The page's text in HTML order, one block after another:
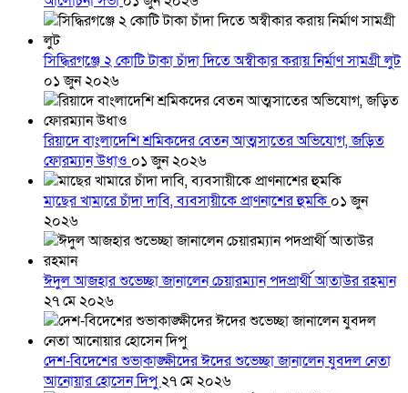
সিদ্ধিরগঞ্জে ২ কোটি টাকা চাঁদা দিতে অস্বীকার করায় নির্মাণ সামগ্রী লুট
০১ জুন ২০২৬
রিয়াদে বাংলাদেশি শ্রমিকদের বেতন আত্মসাতের অভিযোগ, জড়িত
ফোরম্যান উধাও ০১ জুন ২০২৬
মাছের খামারে চাঁদা দাবি, ব্যবসায়ীকে প্রাণনাশের হুমকি ০১ জুন
২০২৬
ঈদুল আজহার শুভেচ্ছা জানালেন চেয়ারম্যান পদপ্রার্থী আতাউর রহমান
২৭ মে ২০২৬
দেশ-বিদেশের শুভাকাঙ্ক্ষীদের ঈদের শুভেচ্ছা জানালেন যুবদল নেতা
আনোয়ার হোসেন দিপু২৭ মে ২০২৬